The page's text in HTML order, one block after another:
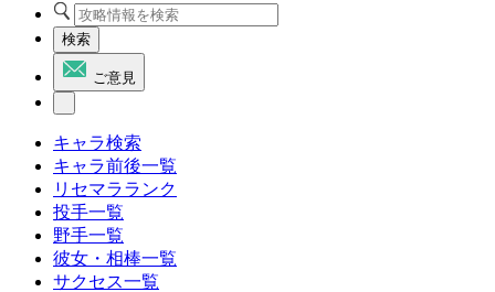
検索
ご意見
キャラ検索
キャラ前後一覧
リセマラランク
投手一覧
野手一覧
彼女・相棒一覧
サクセス一覧